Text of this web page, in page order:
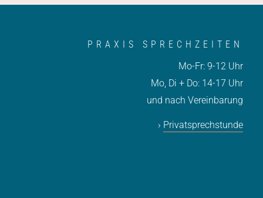
PRAXIS SPRECHZEITEN
Mo-Fr: 9-12 Uhr
Mo, Di + Do: 14-17 Uhr
und nach Vereinbarung
› Privatsprechstunde